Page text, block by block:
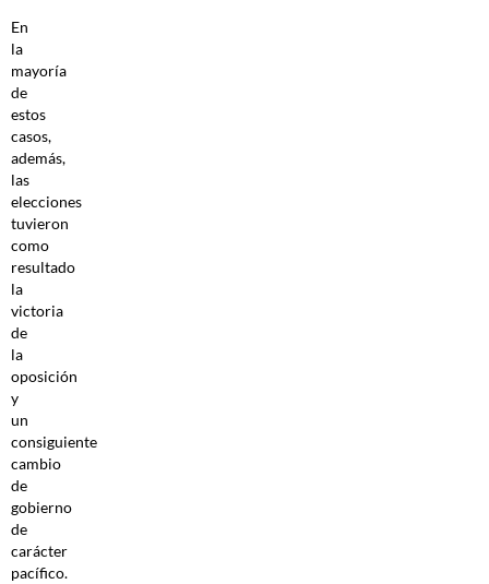
En
la
mayoría
de
estos
casos,
además,
las
elecciones
tuvieron
como
resultado
la
victoria
de
la
oposición
y
un
consiguiente
cambio
de
gobierno
de
carácter
pacífico.